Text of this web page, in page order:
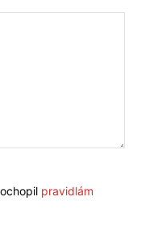
pravidlám